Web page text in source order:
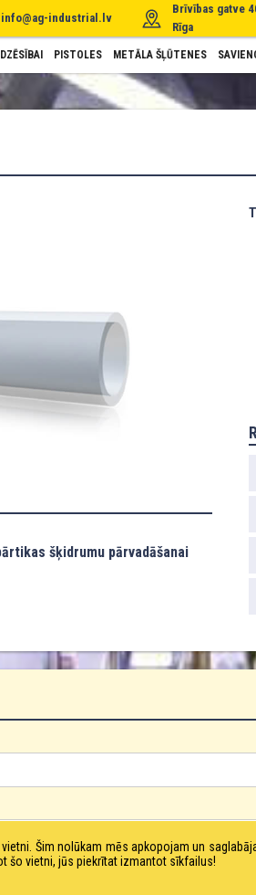
info@ag-industrial.lv
Brīvības gatve
Rīga
PISTOLES METĀLA ŠĻŪTENES
šķidrumu pārvadāšanai
Šim nolūkam mēs apkopojam un
šo vietni, jūs piekrītat izmantot sīkfailus!